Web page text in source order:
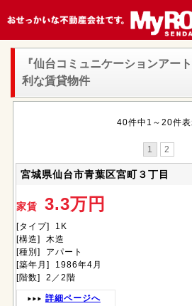
『仙台コミュニケーションアー
利な賃貸物件
40件中1～20件表
1 2
宮城県仙台市青葉区宮町３丁目
家賃 3.3万円
[タイプ] 1K
[構造] 木造
[種別] アパート
[築年月] 1986年4月
[階数] 2／2階
詳細ページへ